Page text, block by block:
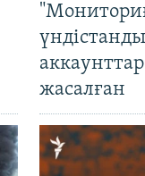
жасалған